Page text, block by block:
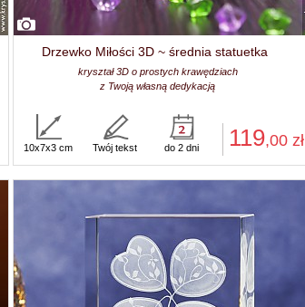
Drzewko Miłości 3D ~ średnia statuetka
kryształ 3D o prostych krawędziach
z Twoją własną dedykacją
119,00zł
10x7x3 cm Twój tekst do 2 dni